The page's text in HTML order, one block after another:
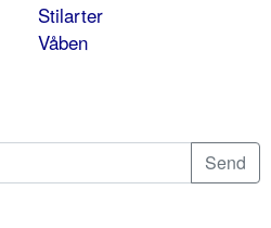
Stilarter
Våben